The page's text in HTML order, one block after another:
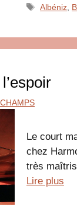
Étiquettes
Albéniz
Le court
chez
très
Lire plus